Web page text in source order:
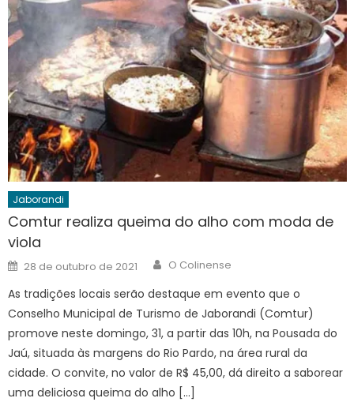
Jaborandi
Comtur realiza queima do alho com moda de
viola
Posted
on
28 de outubro de 2021 Author
O Colinense
As tradições locais serão destaque em evento que o
Conselho Municipal de Turismo de Jaborandi (Comtur)
promove neste domingo, 31, a partir das 10h, na Pousada do
Jaú, situada às margens do Rio Pardo, na área rural da
cidade. O convite, no valor de R$ 45,00, dá direito a saborear
uma deliciosa queima do alho […]